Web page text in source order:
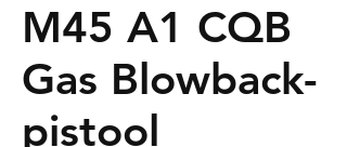
M45 A1 CQB
Gas Blowback-
pistool